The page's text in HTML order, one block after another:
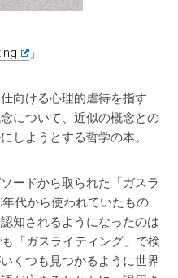
」
向ける心理的虐待を指す
について、近似の概念との
しようとする哲学の本。
ードから取られた「ガスラ
代から使われていたもの
知されるようになったのは
「ガスライティング」で検
くつも見つかるように世界